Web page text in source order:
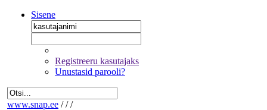
Sisene
Registreeru kasutajaks
Unustasid parooli?
www.snap.ee / / /